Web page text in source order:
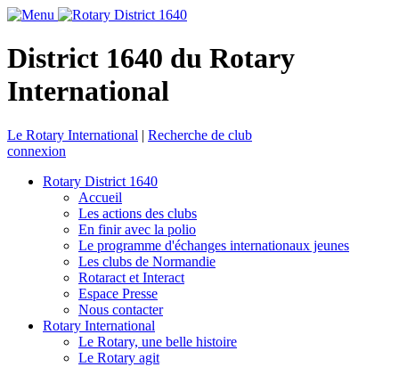
District 1640 du Rotary
International
Le Rotary International | Recherche de club
connexion
Rotary District 1640
Accueil
Les actions des clubs
En finir avec la polio
Le programme d'échanges internationaux jeunes
Les clubs de Normandie
Rotaract et Interact
Espace Presse
Nous contacter
Rotary International
Le Rotary, une belle histoire
Le Rotary agit